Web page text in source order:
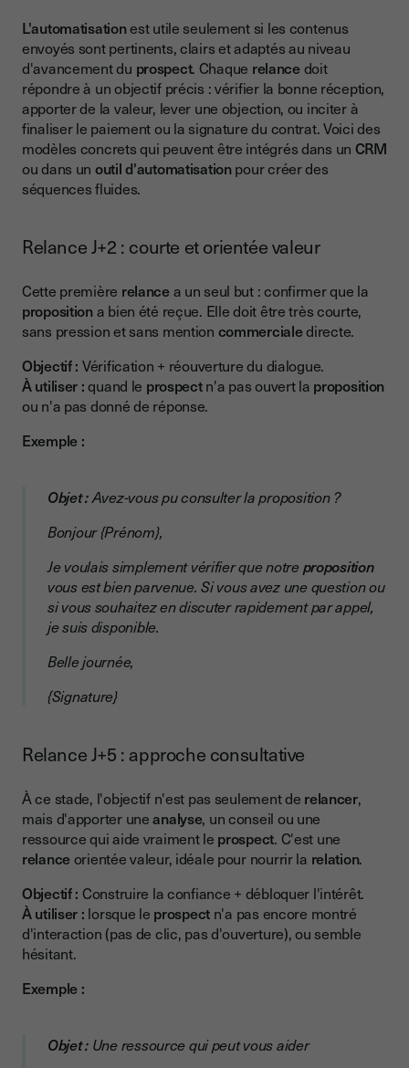
L'automatisationest utile seulement si les contenus
envoyés sont pertinents, clairs et adaptés au niveau
d'avancement du prospect. Chaque relancedoit
répondre à un objectif précis : vérifier la bonne réception,
apporter de la valeur, lever une objection, ou inciter à
finaliser le paiement ou la signature du contrat. Voici des
modèles concrets qui peuvent être intégrés dans un CRM
ou dans un outil d'automatisationpour créer des
séquences fluides.
Relance J+2 : courte et orientée valeur
Cette première relancea un seul but : confirmer que la
propositiona bien été reçue. Elle doit être très courte,
sans pression et sans mention commercialedirecte.
Objectif : Vérification + réouverture du dialogue.
À utiliser :quand le prospectn'a pas ouvert la proposition
ou n'a pas donné de réponse.
Exemple :
Objet :Avez-vous pu consulter la proposition ?
Bonjour {Prénom},
Je voulais simplement vérifier que notre proposition
vous est bien parvenue. Si vous avez une question ou
si vous souhaitez en discuter rapidement par appel,
je suis disponible.
Belle journée,
{Signature}
Relance J+5 : approche consultative
À ce stade, l'objectif n'est pas seulement de relancer,
mais d'apporter uneanalyse, un conseil ou une
ressource qui aide vraiment le prospect. C'est une
relanceorientée valeur, idéale pour nourrir la relation.
Objectif : Construire la confiance + débloquer l'intérêt.
À utiliser : lorsque le prospect n'a pas encore montré
d'interaction (pas de clic, pas d'ouverture), ou semble
hésitant.
Exemple :
Objet : Une ressource qui peut vous aider